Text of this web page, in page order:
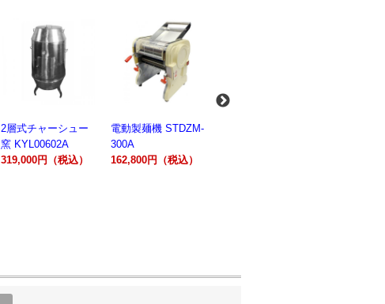
電動製麺機 STDZM-
300A
162,800円（税込）
業務用スパイラルミ
キサー 10L
HTHS10INK